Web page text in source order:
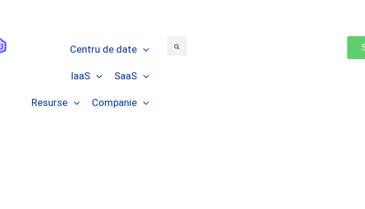
Centru de date
IaaS SaaS
Resurse Companie